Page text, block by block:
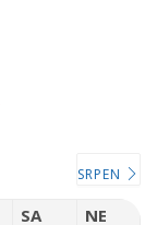
SRPEN
SA NE